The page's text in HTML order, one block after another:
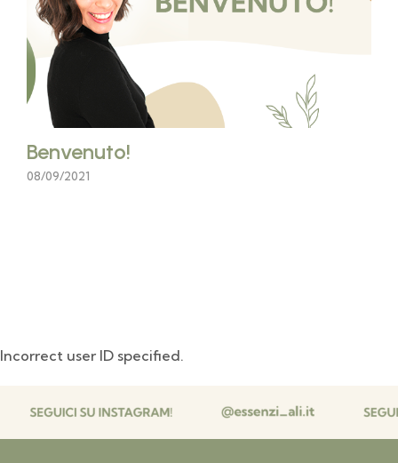
Benvenuto!
08/09/2021
Incorrect user ID specified.